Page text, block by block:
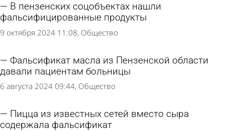
В пензенских соцобъектах нашли
фальсифицированные продукты
9 октября 2024 11:08 Общество
Фальсификат масла из Пензенской области
давали пациентам больницы
6 августа 2024 09:44 Общество
Пицца из известных сетей вместо сыра
содержала фальсификат